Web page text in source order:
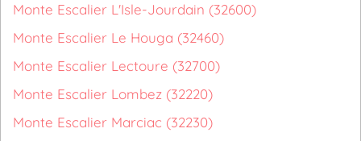
Monte Escalier L'Isle-Jourdain (32600)
Monte Escalier Le Houga (32460)
Monte Escalier Lectoure (32700)
Monte Escalier Lombez (32220)
Monte Escalier Marciac (32230)